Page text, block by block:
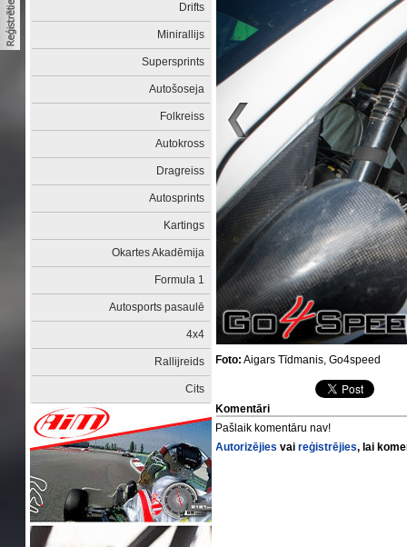
Drifts
Minirallijs
Supersprints
Autošoseja
Folkreiss
Autokross
Dragreiss
Autosprints
Kartings
Okartes Akadēmija
Formula 1
Autosports pasaulē
4x4
Rallijreids
Cits
Foto: Aigars Tīdmanis, Go4speed
Komentāri
Pašlaik komentāru nav!
Autorizējies vaireģistrējies, lai